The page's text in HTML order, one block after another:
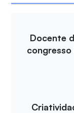
Docente